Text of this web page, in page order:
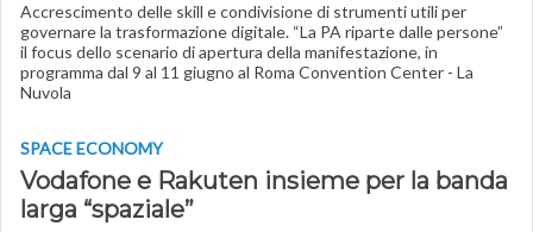
Accrescimento delle skill e condivisione di strumenti utili per
governare la trasformazione digitale. “La PA riparte dalle persone”
il focus dello scenario di apertura della manifestazione, in
programma dal 9 al 11 giugno al Roma Convention Center - La
Nuvola
SPACE ECONOMY
Vodafone e Rakuten insieme per la banda
larga “spaziale”